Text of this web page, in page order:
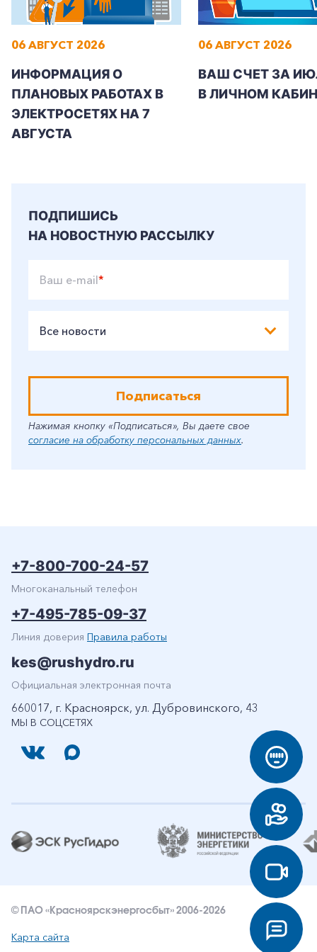
06 АВГУСТ 2026
ИНФОРМАЦИЯ О
ПЛАНОВЫХ РАБОТАХ В
ЭЛЕКТРОСЕТЯХ НА 7
АВГУСТА
06 АВГУСТ 2026
ВАШ СЧЕТ ЗА
В ЛИЧНОМ
ПОДПИШИСЬ
НА НОВОСТНУЮ РАССЫЛКУ
Ваш e-mail*
Все новости
Подписаться
Нажимая кнопку «Подписаться», Вы даете свое
согласие на обработку персональных данных.
МЫ В СОЦСЕТЯХ
+7-800-700-24-57
Многоканальный телефон
+7-495-785-09-37
Линия доверия Правила работы
kes@rushydro.ru
Официальная электронная почта
660017, г. Красноярск, ул. Дубровинского, 43
© ПАО «Красноярскэнергосбыт» 2006-2026
Карта сайта